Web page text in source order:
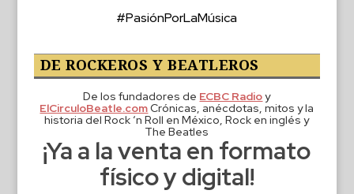
#PasiónPorLaMúsica
DE ROCKEROS Y BEATLEROS
De los fundadores de ECBC Radioy
ElCirculoBeatle.comCrónicas, anécdotas, mitos y la
historia del Rock ‘n Roll en México, Rock en inglés y
The Beatles
¡Ya a la venta en formato
físico y digital!